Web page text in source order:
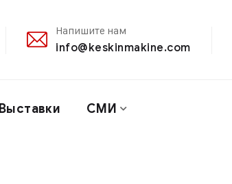
Напишите нам
info@keskinmakine.com
Выставки СМИ